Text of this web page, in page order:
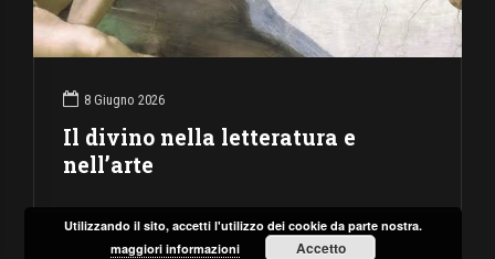
8 Giugno 2026
Il divino nella letteratura e
nell’arte
Utilizzando il sito, accetti l'utilizzo dei cookie da parte nostra.
maggiori informazioni
Accetto